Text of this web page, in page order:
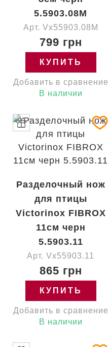
5.5903.08M
Арт. Vx55903.08M
799 грн
КУПИТЬ
Добавить в сравнение
В наличии
Разделочный нож
для птицы
Victorinox FIBROX
11см черн
5.5903.11
Арт. Vx55903.11
865 грн
КУПИТЬ
Добавить в сравнение
В наличии